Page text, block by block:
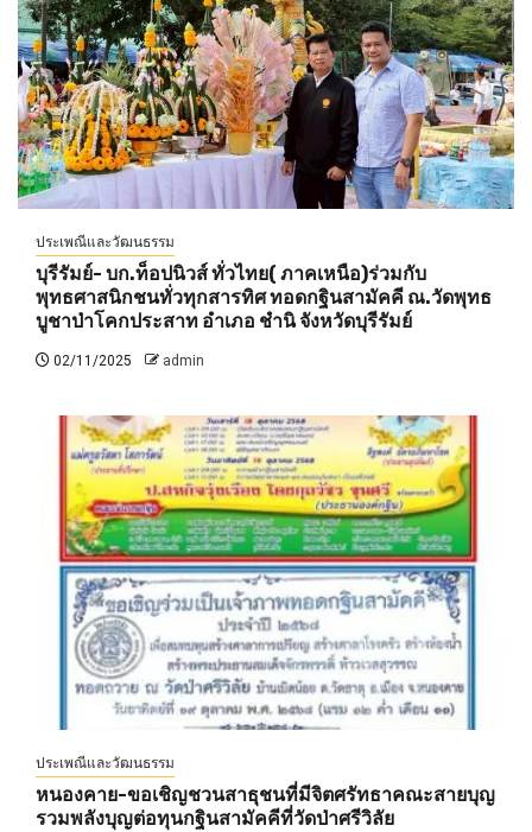
ประเพณีและวัฒนธรรม
บุรีรัมย์- บก.ท็อปนิวส์ ทั่วไทย( ภาคเหนือ)ร่วมกับ
พุทธศาสนิกชนทั่วทุกสารทิศ ทอดกฐินสามัคคี ณ.วัดพุทธ
บูชาป่าโคกประสาท อำเภอ ชำนิ จังหวัดบุรีรัมย์
02/11/2025 admin
ประเพณีและวัฒนธรรม
หนองคาย-ขอเชิญชวนสาธุชนที่มีจิตศรัทธาคณะสายบุญ
รวมพลังบุญต่อทุนกฐินสามัคคีที่วัดป่าศรีวิลัย